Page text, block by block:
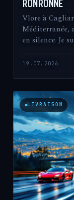
Vlore à
Méditerranée,
en silence. Je
19.07.2026
LIVRAISON